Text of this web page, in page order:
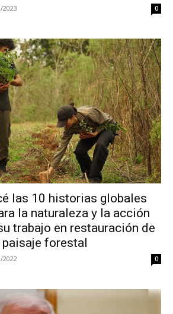
2023 0
las 10 historias globales
la naturaleza y la acción
trabajo en restauración de
forestal
2022 0